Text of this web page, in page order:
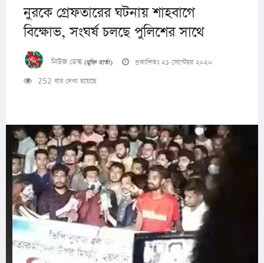
নুরকে গ্রেফতারের ঘটনায় শাহবাগে
বিক্ষোভ, সংঘর্ষ চলছে পুলিশের সাথে
নিউজ ডেস্ক (মুক্তি বার্তা)
প্রকাশিতঃ ২১ সেপ্টেম্বর ২০২০
252 বার দেখা হয়েছে